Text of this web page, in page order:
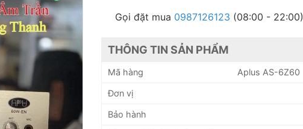
Gọi đặt mua 0987126123 (08:00 - 22:00)
THÔNG TIN SẢN PHẨM
Mã hàng Aplus AS-6Z60
Đơn vị
Bảo hành